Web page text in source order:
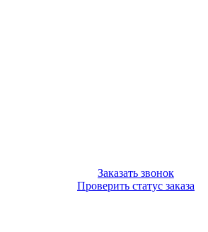
Заказать звонок
Проверить статус заказа